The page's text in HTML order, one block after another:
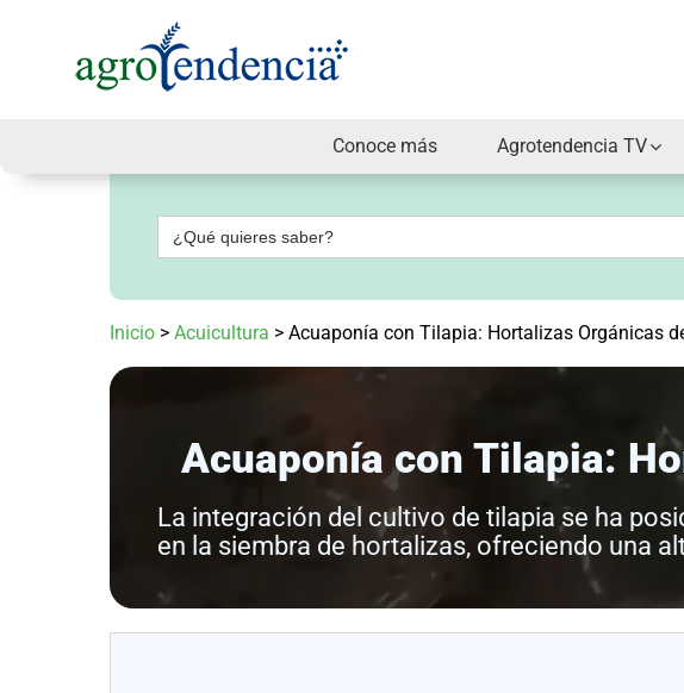
Conoce más Agrotendencia TV
Agrotendencia
Acuicultura
Agricultura
Buscar:
Inicio > Acuicultura > Acuaponía con Tilapia: Hortalizas Orgánicas
Acuaponía con Tilapia:
La integración del cultivo de tilapia se ha
en la siembra de hortalizas, ofreciendo una